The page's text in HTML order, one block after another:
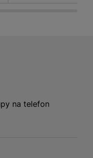
na telefon